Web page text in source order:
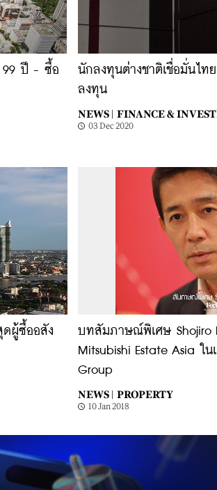
99 ปี - ซื้อ
นักลงทุนต่างชาติเชื่อมั่นไท
ลงทุน
NEWS | FINANCE &
03 Dec 2020
ดผู้ซื้ออสัง
บทสัมภาษณ์พิเศษ Shojiro
Mitsubishi Estate Asia ใน
Group
NEWS | PROPERTY
10 Jan 2018